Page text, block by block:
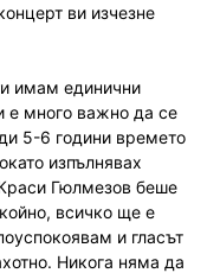
ви изчезне
имам единични
е много важно да се
5-6 години времето
изпълнявах
Краси Гюлмезов беше
всичко ще е
и гласът
Никога няма да